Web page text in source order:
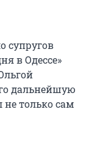
супругов
в Одессе»
дальнейшую
только сам